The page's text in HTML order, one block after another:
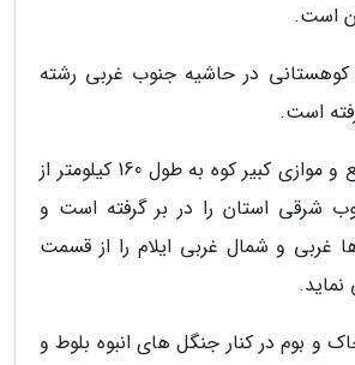
است.
کوهستانی در حاشیه جنوب غربی رشته
است.
رشته کوههای مرتفع و موازی کبیر کوه به طول 160 کیلومتر از
شرقی استان را در بر گرفته است و
غربی و شمال غربی ایلام را از قسمت
و بوم در کنار جنگل های انبوه بلوط و